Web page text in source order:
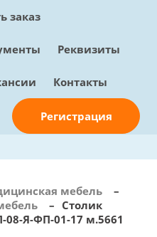
заказ
Реквизиты
Контакты
Регистрация
мебель
–
– Столик
Я-ФП-01-17 м.5661